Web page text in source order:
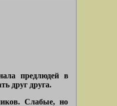
предлюдей в
друг друга.
Слабые, но